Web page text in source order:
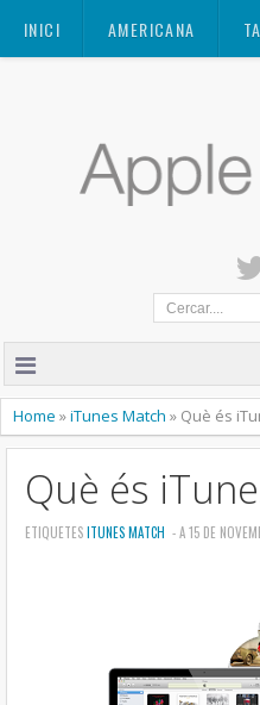
INICI AMERICANA
Home »iTunes Match » Què és
Què és
ETIQUETESITUNES MATCH - A 15 DE